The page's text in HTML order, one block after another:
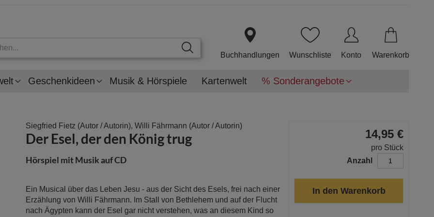
Buchhandlungen Wunschliste Konto Warenkorb
Geschenkideen Musik & Hörspiele Kartenwelt % Sonderangebote
Siegfried Fietz (Autor / Autorin), Willi Fährmann (Autor / Autorin)
Der Esel, der den König trug
Hörspiel mit Musik auf CD
Ein Musical über das Leben Jesu - aus der Sicht des Esels, frei nach einer
Erzählung von Willi Fährmann. Im Stall von Bethlehem und auf der Flucht
nach Ägypten kann der Esel gar nicht verstehen, was an diesem Kind so
14,95 €
pro Stück
Anzahl
In den Warenkorb